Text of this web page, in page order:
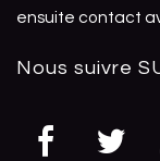
ensuite contact
Nous suivre